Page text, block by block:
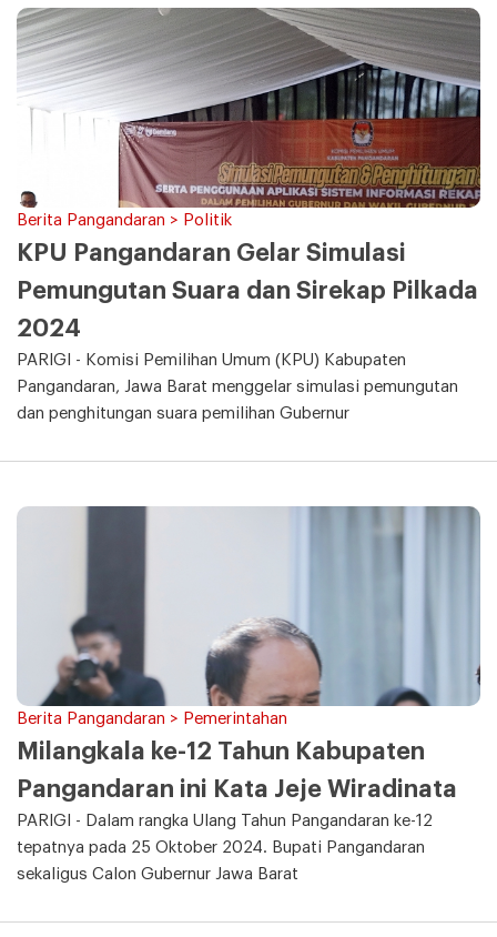
Berita Pangandaran > Politik
KPU Pangandaran Gelar Simulasi
Pemungutan Suara dan Sirekap Pilkada
2024
PARIGI - Komisi Pemilihan Umum (KPU) Kabupaten
Pangandaran, Jawa Barat menggelar simulasi pemungutan
dan penghitungan suara pemilihan Gubernur
Berita Pangandaran > Pemerintahan
Milangkala ke-12 Tahun Kabupaten
Pangandaran ini Kata Jeje Wiradinata
PARIGI - Dalam rangka Ulang Tahun Pangandaran ke-12
tepatnya pada 25 Oktober 2024. Bupati Pangandaran
sekaligus Calon Gubernur Jawa Barat